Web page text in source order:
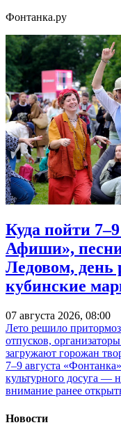
Фонтанка.ру
Куда пойти
Афиши»,
Ледовом, день
кубинские
07 августа 2026, 08:00
Лето решило
отпусков,
загружают горожан
7–9 августа
культурного досуга —
внимание ранее
Новости